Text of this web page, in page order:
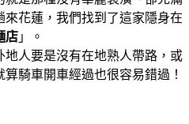
花蓮，我們找到了這家隱身在
店 」。
人要是沒有在地熟人帶路，或
騎車開車經過也很容易錯過！